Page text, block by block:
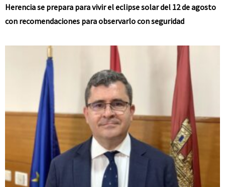
Herencia se prepara para vivir el eclipse solar del 12 de agosto
con recomendaciones para observarlo con seguridad